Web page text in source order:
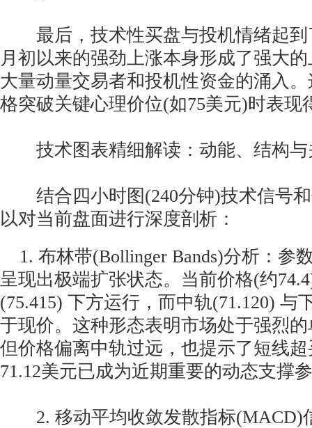
最后，技术性买盘与投机情绪起到
月初以来的强劲上涨本身形成了强大
大量动量交易者和投机性资金的涌入
格突破关键心理价位(如75美元)时表现
技术图表精细解读：动能、结构与
结合四小时图(240分钟)技术信号和
以对当前盘面进行深度剖析：
1. 布林带(Bollinger Bands)分析：参
呈现出极端扩张状态。当前价格(约
(75.415) 下方运行，而中轨(71.120) 与
于现价。这种形态表明市场处于强烈
但价格偏离中轨过远，也提示了短线
71.12美元已成为近期重要的动态支撑
2. 移动平均收敛发散指标(MACD)